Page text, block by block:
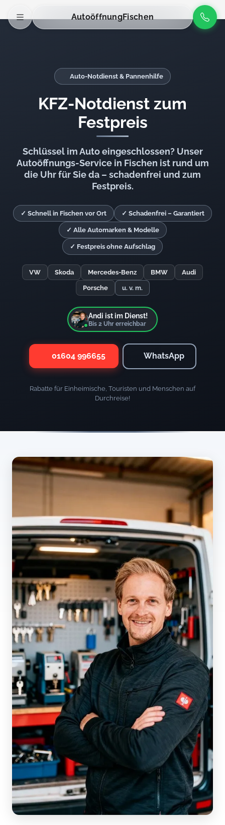
AutoöffnungFischen
Auto-Notdienst & Pannenhilfe
KFZ-Notdienst zum
Festpreis
Schlüssel im Auto eingeschlossen? Unser
Autoöffnungs-Service in Fischen ist rund um
die Uhr für Sie da – schadenfrei und zum
Festpreis.
✓ Schnell in Fischen vor Ort ✓ Schadenfrei – Garantiert
✓ Alle Automarken & Modelle
✓ Festpreis ohne Aufschlag
VW Skoda Mercedes-Benz BMW Audi
Porsche u. v. m.
Andi ist im Dienst!
Bis 2 Uhr erreichbar
01604 996655 WhatsApp
Rabatte für Einheimische, Touristen und Menschen auf
Durchreise!